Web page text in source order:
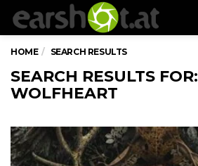
HOME SEARCH RESULTS
SEARCH RESULTS FOR:
WOLFHEART